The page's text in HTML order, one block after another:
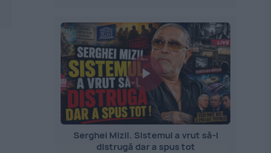
Serghei Mizil. Sistemul a vrut să-l
distrugă dar a spus tot